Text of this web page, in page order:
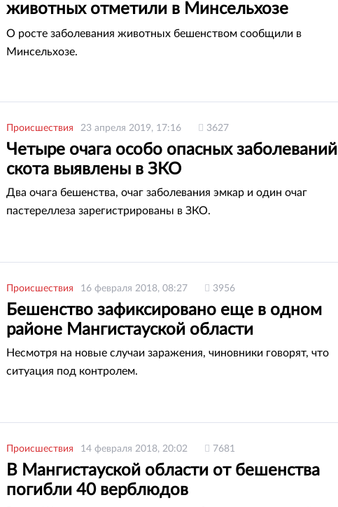
животных отметили в Минсельхозе
Казахстана
О росте заболевания животных бешенством сообщили в
Минсельхозе.
Происшествия 23 апреля 2019, 17:16 3627
Четыре очага особо опасных заболеваний
скота выявлены в ЗКО
Два очага бешенства, очаг заболевания эмкар и один очаг
пастереллеза зарегистрированы в ЗКО.
Происшествия 16 февраля 2018, 08:27 3956
Бешенство зафиксировано еще в одном
районе Мангистауской области
Несмотря на новые случаи заражения, чиновники говорят, что
ситуация под контролем.
Происшествия 14 февраля 2018, 20:02 7681
В Мангистауской области от бешенства
погибли 40 верблюдов